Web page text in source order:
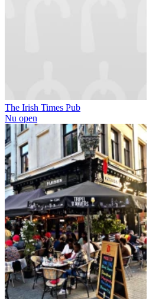
The Irish Times Pub
Nu open